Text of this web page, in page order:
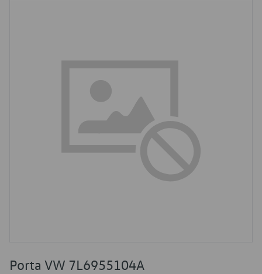
Porta VW 7L6955104A